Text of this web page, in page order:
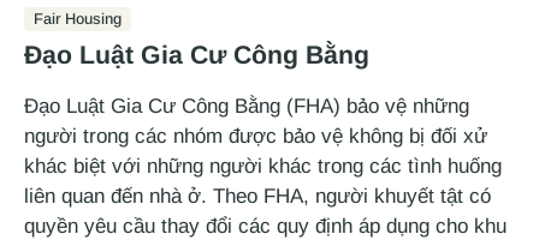
Fair Housing
Đạo Luật Gia Cư Công Bằng
Đạo Luật Gia Cư Công Bằng (FHA) bảo vệ những
người trong các nhóm được bảo vệ không bị đối xử
khác biệt với những người khác trong các tình huống
liên quan đến nhà ở. Theo FHA, người khuyết tật có
quyền yêu cầu thay đổi các quy định áp dụng cho khu